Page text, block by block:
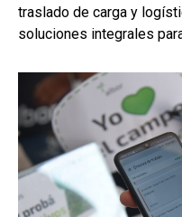
traslado de carga y
soluciones integrales